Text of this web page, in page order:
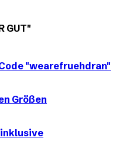
GUT"
"wearefruehdran"
Größen
inklusive